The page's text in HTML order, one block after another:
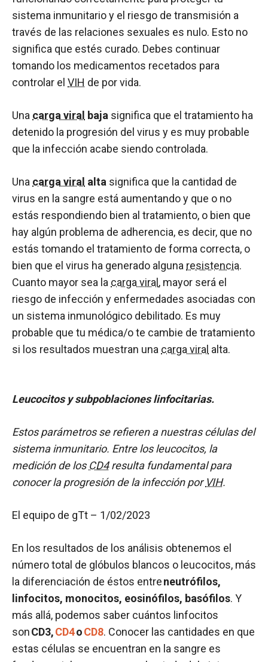
sistema inmunitario y el riesgo de transmisión a
través de las relaciones sexuales es nulo. Esto no
significa que estés curado. Debes continuar
tomando los medicamentos recetados para
controlar el VIH de por vida.
Una carga viral baja significa que el tratamiento ha
detenido la progresión del virus y es muy probable
que la infección acabe siendo controlada.
Una carga viral alta significa que la cantidad de
virus en la sangre está aumentando y que o no
estás respondiendo bien al tratamiento, o bien que
hay algún problema de adherencia, es decir, que no
estás tomando el tratamiento de forma correcta, o
bien que el virus ha generado alguna resistencia.
Cuanto mayor sea la carga viral , mayor será el
riesgo de infección y enfermedades asociadas con
un sistema inmunológico debilitado. Es muy
probable que tu médica/o te cambie de tratamiento
si los resultados muestran una carga viral alta.
Leucocitos y subpoblaciones linfocitarias.
Estos parámetros se refieren a nuestras células del
sistema inmunitario. Entre los leucocitos, la
medición de los CD4resulta fundamental para
conocer la progresión de la infección por VIH.
El equipo de gTt – 1/02/2023
En los resultados de los análisis obtenemos el
número total de glóbulos blancos o leucocitos, más
la diferenciación de éstos entreneutrófilos,
linfocitos, monocitos, eosinófilos, basófilos. Y
más allá, podemos saber cuántos linfocitos
sonCD3,CD4oCD8. Conocer las cantidades en que
estas células se encuentran en la sangre es